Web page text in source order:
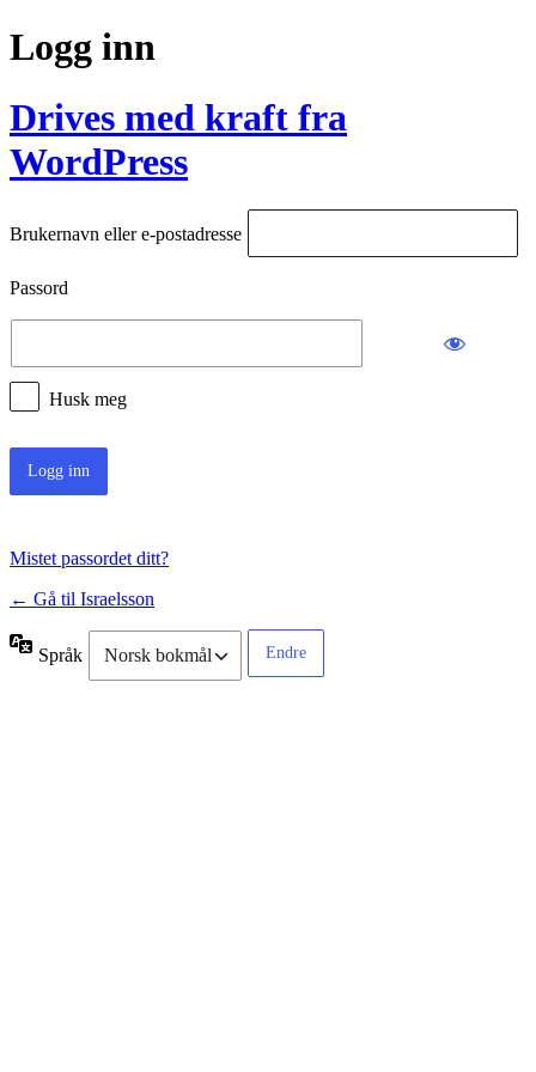
Logg inn
Drives med kraft fra
WordPress
Brukernavn eller e-postadresse
Passord
Husk meg
Mistet passordet ditt?
← Gå til Israelsson
Språk